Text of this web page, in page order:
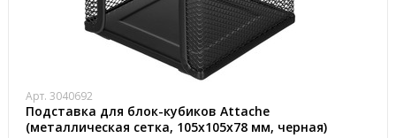
Арт. 3040692
Подставка для блок-кубиков Attache
(металлическая сетка, 105x105x78 мм, черная)